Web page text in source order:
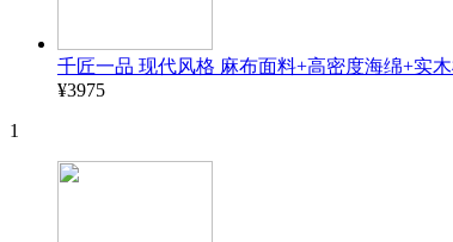
千匠一品 现代风格 麻布面料+高密度海绵+实
¥3975
1